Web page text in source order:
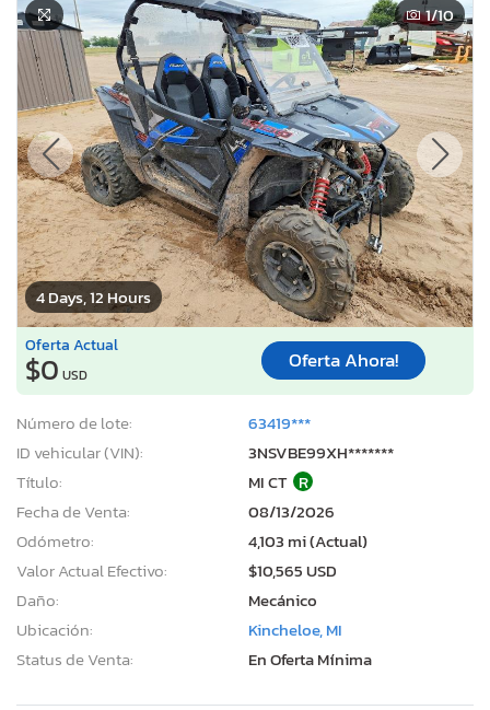
4 Days, 12 Hours
1/10
Oferta Actual
$0 USD
Oferta Ahora!
Número de lote:
63419***
ID vehicular (VIN):
3NSVBE99XH*******
Título:
MI CT R
Fecha de Venta:
08/13/2026
Odómetro:
4,103 mi (Actual)
Valor Actual Efectivo:
$10,565 USD
Daño:
Mecánico
Ubicación:
Kincheloe, MI
Status de Venta:
En Oferta Mínima